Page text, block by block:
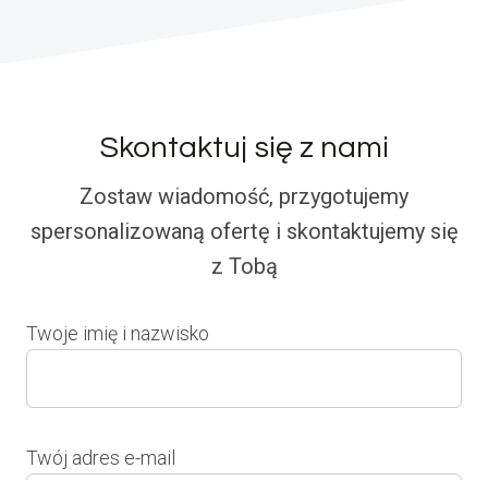
Skontaktuj się z nami
Zostaw wiadomość, przygotujemy
spersonalizowaną ofertę i skontaktujemy się
z Tobą
Twoje imię i nazwisko
Twój adres e-mail